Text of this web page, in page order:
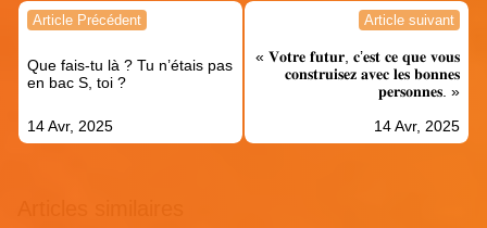
Navigation
l’article
Article Précédent
Que fais-tu là ? Tu n’étais pas
en bac S, toi ?
14 Avr, 2025
Article suivant
« 𝐕𝐨𝐭𝐫𝐞 𝐟𝐮𝐭𝐮𝐫, 𝐜’𝐞𝐬𝐭 𝐜𝐞 𝐪𝐮𝐞 𝐯𝐨𝐮𝐬
𝐜𝐨𝐧𝐬𝐭𝐫𝐮𝐢𝐬𝐞𝐳 𝐚𝐯𝐞𝐜 𝐥𝐞𝐬 𝐛𝐨𝐧𝐧𝐞𝐬
𝐩𝐞𝐫𝐬𝐨𝐧𝐧𝐞𝐬. »
14 Avr, 2025